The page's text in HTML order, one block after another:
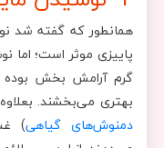
همانطور که گفته شد
پاییزی موثر است؛ اما
گرم آرامش بخش بوده
بهتری می‌بخشند.
دمنوش‌های گیاهی)